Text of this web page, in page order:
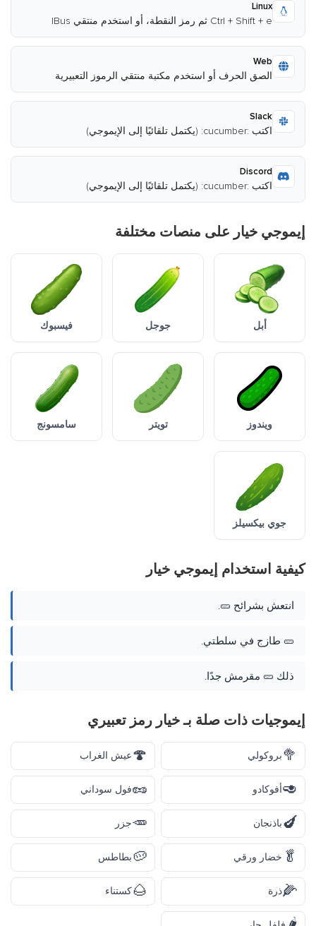
Linux
Ctrl + Shift + e ثم رمز النقطة، أو استخدم منتقي IBus
Web
الصق الحرف أو استخدم مكتبة منتقي الرموز التعبيرية
Slack
اكتب :cucumber: (يكتمل تلقائيًا إلى الإيموجي)
Discord
اكتب :cucumber: (يكتمل تلقائيًا إلى الإيموجي)
إيموجي خيار على منصات مختلفة
أبل جوجل فيسبوك
ويندوز تويتر سامسونج
جوي بيكسيلز
كيفية استخدام إيموجي خيار
انتعش بشرائح 🥒.
🥒 طازج في سلطتي.
ذلك 🥒 مقرمش جدًا.
إيموجيات ذات صلة بـ خيار رمز تعبيري
🥦بروكولي 🍄عيش الغراب
🥑أفوكادو 🥜فول سوداني
🍆باذنجان 🥕جزر
🥬 خضار ورقي 🥔بطاطس
🌽ذرة 🌰كستناء